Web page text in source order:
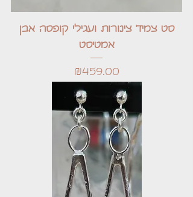
סט צמיד צינורות ועגילי קופסה אבן
אמטיסט
Price
₪459.00